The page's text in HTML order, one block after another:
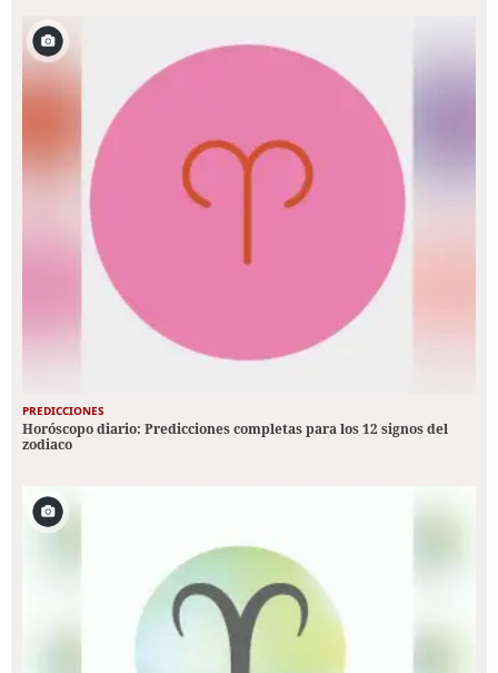
PREDICCIONES
Horóscopo diario: Predicciones completas para los 12 signos del
zodiaco